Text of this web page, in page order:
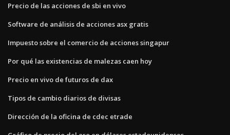
Precio de las acciones de sbi en vivo
Software de análisis de acciones asx gratis
Impuesto sobre el comercio de acciones singapur
Por qué las existencias de malezas caen hoy
Precio en vivo de futuros de dax
Tipos de cambio diarios de divisas
Dirección de la oficina de cdec etrade